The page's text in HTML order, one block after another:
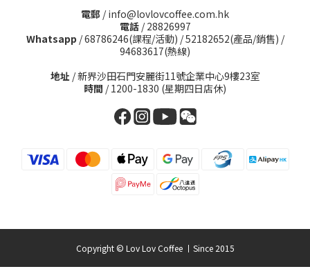
電郵 / info@lovlovcoffee.com.hk
電話/ 28826997
Whatsapp /68786246(課程/活動) /52182652(產品/銷售) /
94683617(熱線)
地址 / 新界沙田石門安麗街11號企業中心9樓23室
時間 / 1200-1830 (星期四日店休)
Copyright © Lov Lov Coffee 丨Since 2015